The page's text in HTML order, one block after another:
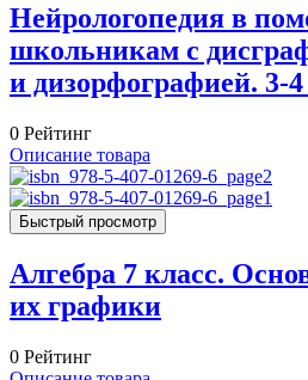
Нейрологопедия в
школьникам с
и дизорфографией. 3-
0 Рейтинг
Описание товара
Быстрый просмотр
Алгебра 7 класс.
их графики
0 Рейтинг